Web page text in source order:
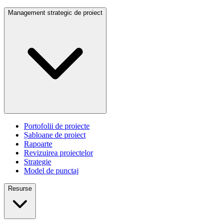
Management strategic de proiect
Portofolii de proiecte
Șabloane de proiect
Rapoarte
Revizuirea proiectelor
Strategie
Model de punctaj
Resurse